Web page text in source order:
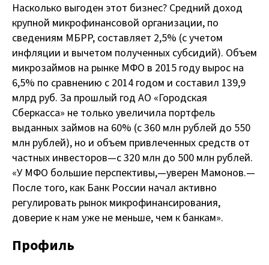
Насколько выгоден этот бизнес? Средний доход
крупной микрофинансовой организации, по
сведениям МБРР, составляет 2,5% (с учетом
инфляции и вычетом полученных субсидий). Объем
микрозаймов на рынке МФО в 2015 году вырос на
6,5% по сравнению с 2014 годом и составил 139,9
млрд руб. За прошлый год АО «Городская
Сберкасса» не только увеличила портфель
выданных займов на 60% (с 360 млн рублей до 550
млн рублей), но и объем привлеченных средств от
частных инвесторов — с 320 млн до 500 млн рублей.
«У МФО большие перспективы, — уверен Мамонов. —
После того, как Банк России начал активно
регулировать рынок микрофинансирования,
доверие к нам уже не меньше, чем к банкам».
Профиль